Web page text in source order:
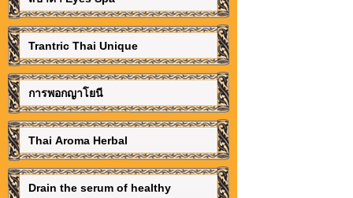
Trantric Thai Unique
การพอกญาโยนี
Thai Aroma Herbal
Drain the serum of healthy